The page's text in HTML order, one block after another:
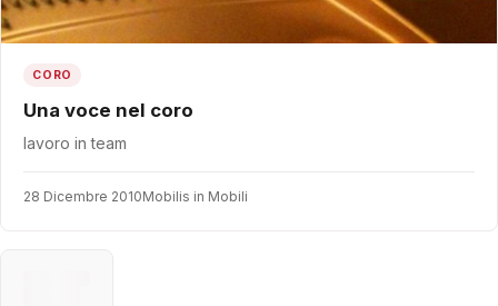
CORO
Una voce nel coro
lavoro in team
28 Dicembre 2010Mobilis in Mobili